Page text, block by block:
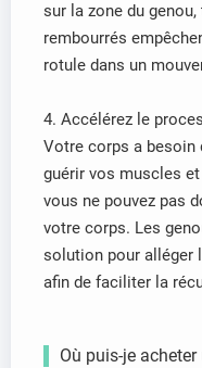
sur la zone du
rembourrés
rotule dans un
4. Accélérez le
Votre corps a besoin
guérir vos muscles
vous ne pouvez pas
votre corps. Les
solution pour alléger
afin de faciliter la
Où puis-je